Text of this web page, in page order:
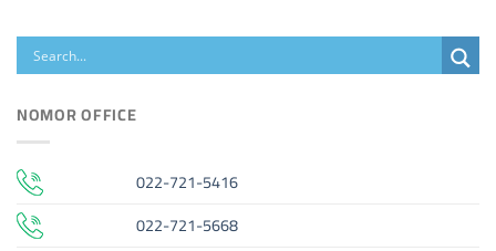
NOMOR OFFICE
022-721-5416
022-721-5668